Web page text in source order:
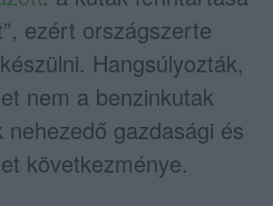
ezért országszerte
Hangsúlyozták,
nem a benzinkutak
gazdasági és
következménye.